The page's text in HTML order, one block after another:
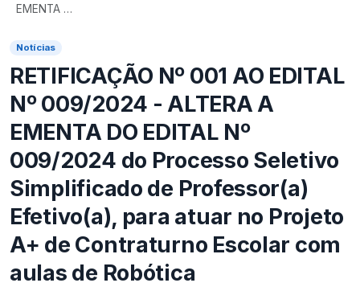
EMENTA …
Notícias
RETIFICAÇÃO Nº 001 AO EDITAL
Nº 009/2024 - ALTERA A
EMENTA DO EDITAL Nº
009/2024 do Processo Seletivo
Simplificado de Professor(a)
Efetivo(a), para atuar no Projeto
A+ de Contraturno Escolar com
aulas de Robótica